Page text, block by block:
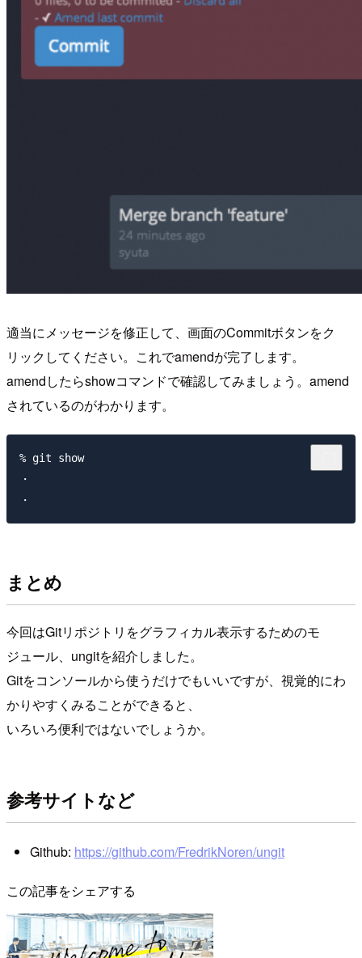
適当にメッセージを修正して、画面のCommitボタンをク
リックしてください。これでamendが完了します。
amendしたらshowコマンドで確認してみましょう。amend
されているのがわかります。
% git show
・
まとめ
今回はGitリポジトリをグラフィカル表示するためのモ
ジュール、ungitを紹介しました。
Gitをコンソールから使うだけでもいいですが、視覚的にわ
かりやすくみることができると、
いろいろ便利ではないでしょうか。
参考サイトなど
Github: https://github.com/FredrikNoren/ungit
この記事をシェアする